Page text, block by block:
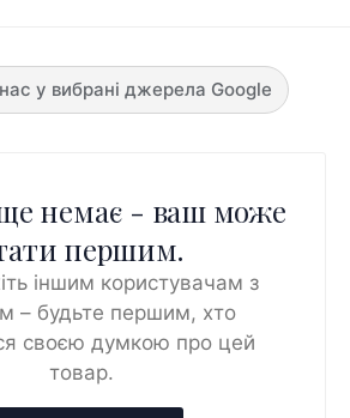
у вибрані джерела Google
ще немає - ваш може
першим.
іншим користувачам з
– будьте першим, хто
своєю думкою про цей
товар.